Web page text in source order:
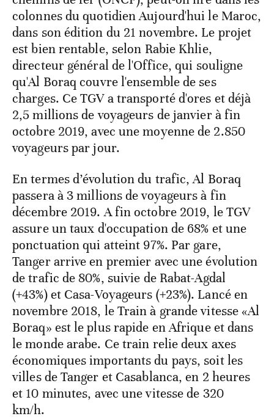
colonnes du quotidien Aujourd'hui le Maroc,
dans son édition du 21 novembre. Le projet
est bien rentable, selon Rabie Khlie,
directeur général de l'Office, qui souligne
qu'Al Boraq couvre l'ensemble de ses
charges. Ce TGV a transporté d'ores et déjà
2,5 millions de voyageurs de janvier à fin
octobre 2019, avec une moyenne de 2.850
voyageurs par jour.
En termes d’évolution du trafic, Al Boraq
passera à 3 millions de voyageurs à fin
décembre 2019. A fin octobre 2019, le TGV
assure un taux d'occupation de 68% et une
ponctuation qui atteint 97%. Par gare,
Tanger arrive en premier avec une évolution
de trafic de 80%, suivie de Rabat-Agdal
(+43%) et Casa-Voyageurs (+23%). Lancé en
novembre 2018, le Train à grande vitesse «Al
Boraq» est le plus rapide en Afrique et dans
le monde arabe. Ce train relie deux axes
économiques importants du pays, soit les
villes de Tanger et Casablanca, en 2 heures
et 10 minutes, avec une vitesse de 320
km/h.